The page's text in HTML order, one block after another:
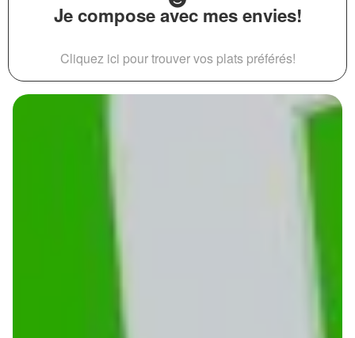
Je compose avec mes envies!
Cliquez ici pour trouver vos plats préférés!